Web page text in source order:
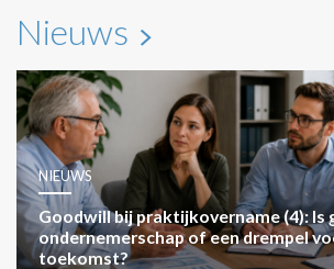
Nieuws
NIEUWS
Goodwill bij praktijkovername (4): Is
ondernemerschap of een drempel
toekomst?